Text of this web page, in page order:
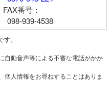
FAX番号：
098-939-4538
。
自動音声等による不審な電話がかか
個人情報をお尋ねすることはありま